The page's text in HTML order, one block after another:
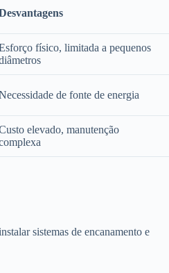
físico, limitada a pequenos
de fonte de energia
elevado, manutenção
sistemas de encanamento e